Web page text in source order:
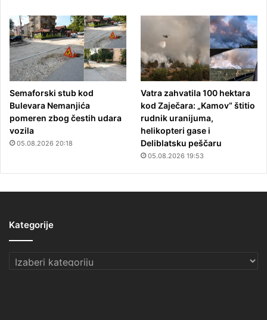
Semaforski stub kod
Bulevara Nemanjića
pomeren zbog čestih udara
vozila
05.08.2026 20:18
Vatra zahvatila 100 hektara
kod Zaječara: „Kamov“ štitio
rudnik uranijuma,
helikopteri gase i
Deliblatsku peščaru
05.08.2026 19:53
Kategorije
Kategorije